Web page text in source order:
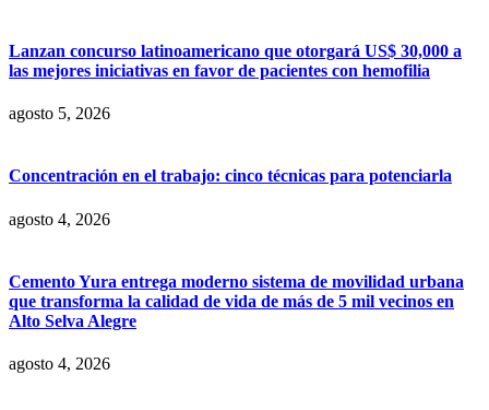
Lanzan concurso latinoamericano que otorgará US$ 30,000 a
las mejores iniciativas en favor de pacientes con hemofilia
agosto 5, 2026
Concentración en el trabajo: cinco técnicas para potenciarla
agosto 4, 2026
Cemento Yura entrega moderno sistema de movilidad urbana
que transforma la calidad de vida de más de 5 mil vecinos en
Alto Selva Alegre
agosto 4, 2026